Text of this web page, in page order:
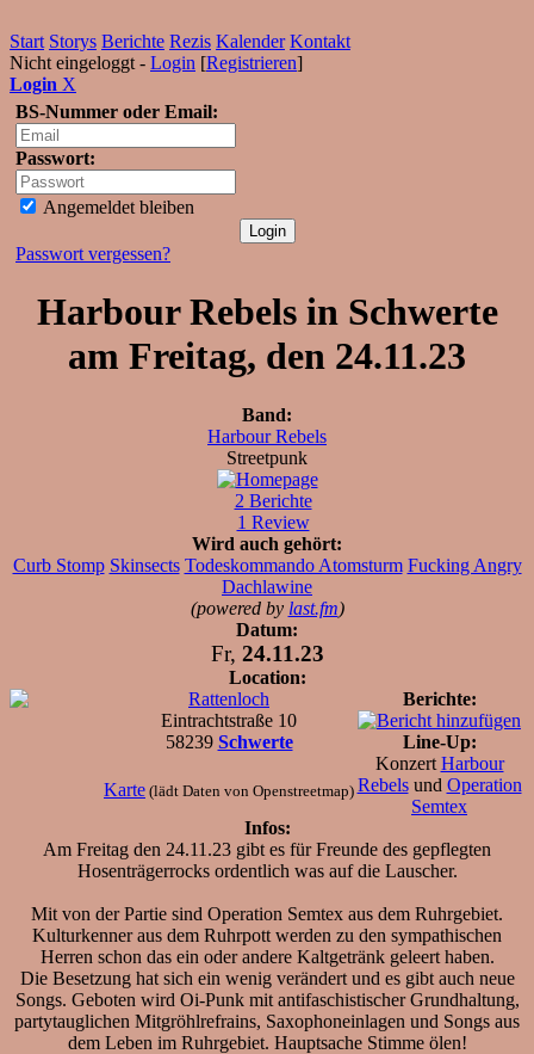
Start Storys Berichte Rezis Kalender Kontakt
Nicht eingeloggt - Login [Registrieren]
Login X
BS-Nummer oder Email:
Passwort:
Angemeldet bleiben
Passwort vergessen?
Harbour Rebels in Schwerte
am Freitag, den 24.11.23
Band:
Harbour Rebels
Streetpunk
2 Berichte
1 Review
Wird auch gehört:
Curb Stomp Skinsects Todeskommando Atomsturm Fucking Angry
Dachlawine
(powered by last.fm)
Datum:
Fr, 24.11.23
Location:
Rattenloch
Eintrachtstraße 10
58239 Schwerte
Karte (lädt Daten von Openstreetmap)
Berichte:
Line-Up:
Konzert Harbour
Rebelsund Operation
Semtex
Infos:
Am Freitag den 24.11.23 gibt es für Freunde des gepflegten
Hosenträgerrocks ordentlich was auf die Lauscher.
Mit von der Partie sind Operation Semtex aus dem Ruhrgebiet.
Kulturkenner aus dem Ruhrpott werden zu den sympathischen
Herren schon das ein oder andere Kaltgetränk geleert haben.
Die Besetzung hat sich ein wenig verändert und es gibt auch neue
Songs. Geboten wird Oi-Punk mit antifaschistischer Grundhaltung,
partytauglichen Mitgröhlrefrains, Saxophoneinlagen und Songs aus
dem Leben im Ruhrgebiet. Hauptsache Stimme ölen!